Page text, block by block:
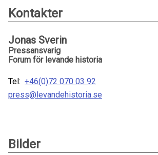
Kontakter
Jonas Sverin
Pressansvarig
Forum för levande historia
Tel: +46(0)72 070 03 92
press@levandehistoria.se
Bilder